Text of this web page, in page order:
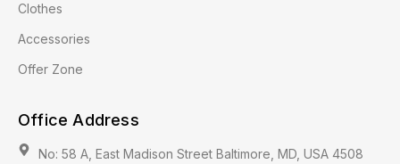
Clothes
Accessories
Offer Zone
Office Address
No: 58 A, East Madison Street Baltimore, MD, USA 4508